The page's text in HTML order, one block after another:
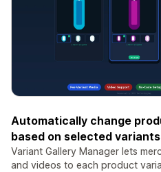
Automatically change
based on selected
Variant Gallery Manager lets
and videos to each product